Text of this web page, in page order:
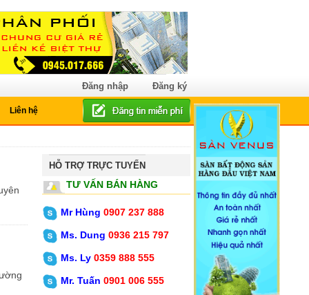
Đăng nhập Đăng ký
Liên hệ
HỖ TRỢ TRỰC TUYẾN
TƯ VẤN BÁN HÀNG
Mr Hùng 0907 237 888
Ms. Dung 0936 215 797
Ms. Ly 0359 888 555
Mr. Tuấn 0901 006 555